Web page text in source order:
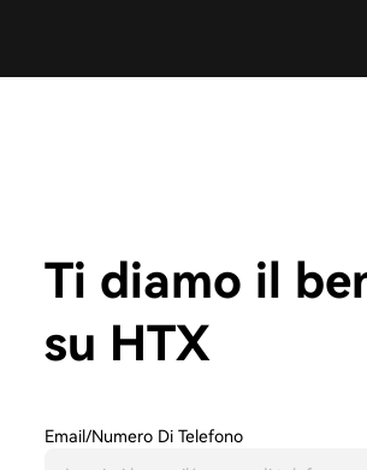
Ti diamo il
su HTX
Email/Numero Di Telefono